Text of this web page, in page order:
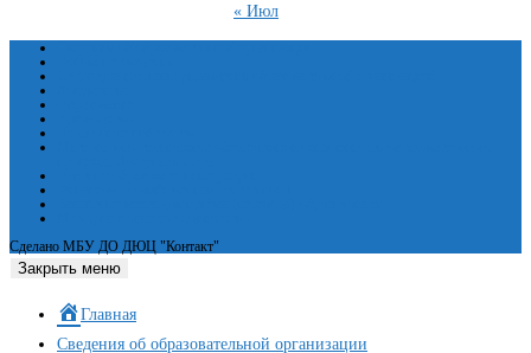
« Июл
Сделано МБУ ДО ДЮЦ "Контакт"
Закрыть меню
Главная
Сведения об образовательной организации